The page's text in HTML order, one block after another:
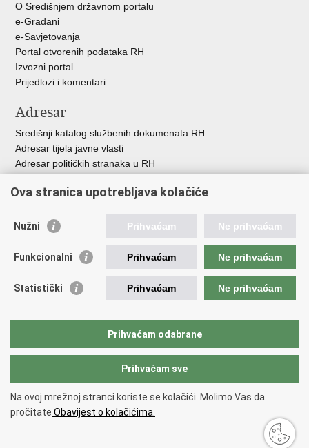
O Središnjem državnom portalu
e-Građani
e-Savjetovanja
Portal otvorenih podataka RH
Izvozni portal
Prijedlozi i komentari
Adresar
Središnji katalog službenih dokumenata RH
Adresar tijela javne vlasti
Adresar političkih stranaka u RH
Besplatni telefoni javne uprave
Vlada Republike Hrvatske
Registar neprofitnih organizacija
Nacionalna zaklada za razvoj civilnoga društva
Copyright © 2026 Ured za udruge.
pristupačnosti
Ova stranica upotrebljava kolačiće
Nužni Prihvaćam Ne prihvaćam
Funkcionalni Prihvaćam Ne prihvaćam
Statistički Prihvaćam Ne prihvaćam
Prihvaćam odabrane
Prihvaćam sve
Na ovoj mrežnoj stranci koriste se kolačići. Molimo Vas da
pročitate Obavijest o kolačićima.